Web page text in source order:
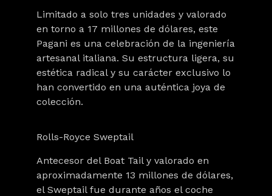
Limitado a solo tres unidades y valorado
en torno a 17 millones de dólares, este
Pagani es una celebración de la ingeniería
artesanal italiana. Su estructura ligera, su
estética radical y su carácter exclusivo lo
han convertido en una auténtica joya de
colección.
Rolls-Royce Sweptail
Antecesor del Boat Tail y valorado en
aproximadamente 13 millones de dólares,
el Sweptail fue durante años el coche